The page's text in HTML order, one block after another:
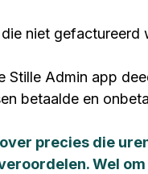
niet gefactureerd
Stille Admin app
betaalde en
precies die
Wel